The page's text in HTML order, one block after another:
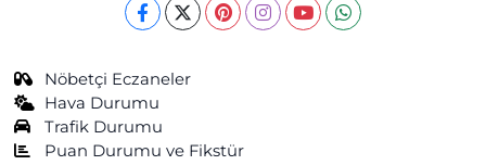
Nöbetçi Eczaneler
Hava Durumu
Trafik Durumu
Puan Durumu ve Fikstür